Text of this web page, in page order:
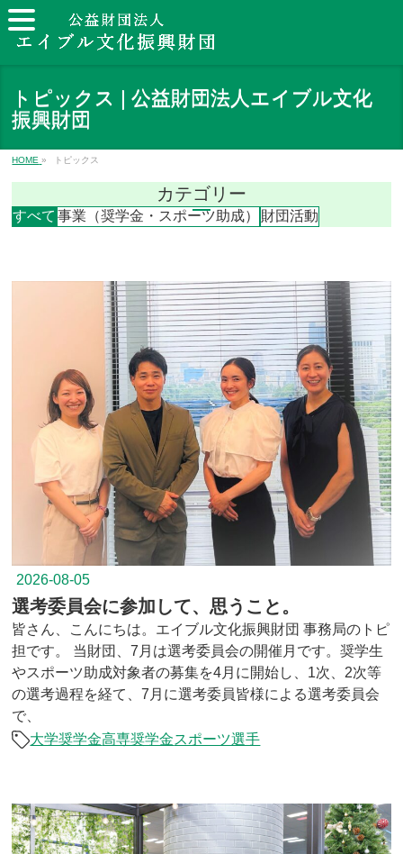
トピックス | 公益財団法人エイブル文化
振興財団
HOME » トピックス
カテゴリー
すべて 事業（奨学金・スポーツ助成） 財団活動
2026-08-05
選考委員会に参加して、思うこと。
皆さん、こんにちは。エイブル文化振興財団 事務局のトピ
担です。 当財団、7月は選考委員会の開催月です。奨学生
やスポーツ助成対象者の募集を4月に開始し、1次、2次等
の選考過程を経て、7月に選考委員皆様による選考委員会
で、
大学奨学金高専奨学金スポーツ選手